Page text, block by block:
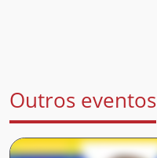
Outros eventos